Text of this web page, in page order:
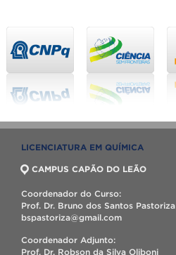
LICENCIATURA EM QUÍMICA
CAMPUS CAPÃO DO LEÃO
Coordenador do Curso:
Prof. Dr. Bruno dos Santos Pastoriza
bspastoriza@gmail.com
Coordenador Adjunto:
Prof. Dr. Robson da Silva Oliboni